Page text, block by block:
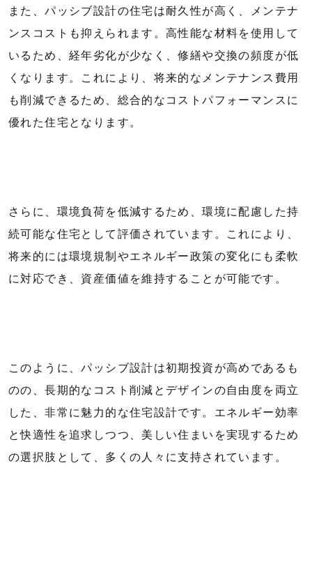
また、パッシブ設計の住宅は耐久性が高く、メンテナ
ンスコストも抑えられます。高性能な材料を使用して
いるため、経年劣化が少なく、修繕や交換の頻度が低
くなります。これにより、将来的なメンテナンス費用
も削減できるため、総合的なコストパフォーマンスに
優れた住宅となります。
さらに、環境負荷を低減するため、環境に配慮した持
続可能な住宅として評価されています。これにより、
将来的には環境規制やエネルギー政策の変化にも柔軟
に対応でき、資産価値を維持することが可能です。
このように、パッシブ設計は初期投資が高めであるも
のの、長期的なコスト削減とデザインの自由度を両立
した、非常に魅力的な住宅設計です。エネルギー効率
と快適性を追求しつつ、美しい住まいを実現するため
の選択肢として、多くの人々に支持されています。